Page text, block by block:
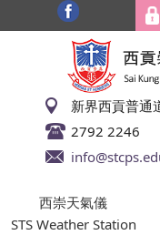
新界西貢普通
2792 2246
西崇天氣儀
STS Weather Station